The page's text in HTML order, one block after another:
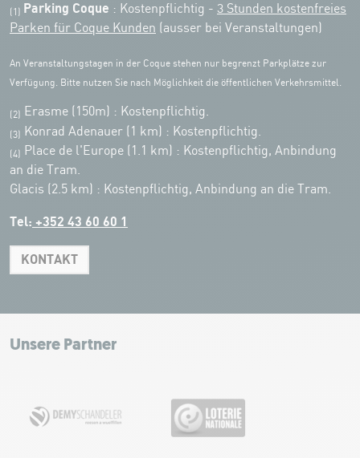
(1) Parking Coque : Kostenpflichtig - 3 Stunden kostenfreies
Parken für Coque Kunden (ausser bei Veranstaltungen)
An Veranstaltungstagen in der Coque stehen nur begrenzt Parkplätze zur
Verfügung. Bitte nutzen Sie nach Möglichkeit die öffentlichen Verkehrsmittel.
(2) Erasme (150m) : Kostenpflichtig.
(3) Konrad Adenauer (1 km) : Kostenpflichtig.
(4)
Place de l'Europe (1.1 km) : Kostenpflichtig, Anbindung
an die Tram.
Glacis (2.5 km) : Kostenpflichtig, Anbindung an die Tram.
Tel: +352 43 60 60 1
KONTAKT
+
−
Leaflet|Map tiles by Carto, under CC BY 3.0. Data by OpenStreetMap, under
Unsere Partner